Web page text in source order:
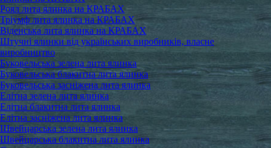
Роял лита ялинка на КРАБАХ
Тріумф лита ялинка на КРАБАХ
Віденська лита ялинка на КРАБАХ
Штучні ялинки від українських виробників, власне
виробництво
Буковельська зелена лита ялинка
Буковельська блакитна лита ялинка
Буковельська засніжена лита ялинка
Елітна зелена лита ялинка
Елітна блакитна лита ялинка
Елітна засніжена лита ялинка
Швейцарська зелена лита ялинка
Швейцарська блакитна лита ялинка